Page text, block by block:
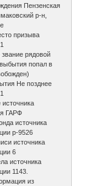
Пензенская
р-н,
призыва
звание рядовой
попал в
Не позднее
источника
ГАРФ
источника
р-9526
источника
6
источника
1143.
из